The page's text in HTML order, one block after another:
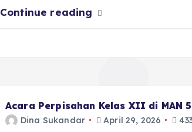
Continue reading
Acara Perpisahan Kelas XII di MAN
Dina Sukandar April 29, 2026